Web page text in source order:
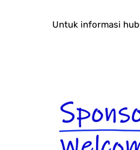
Untuk informasi